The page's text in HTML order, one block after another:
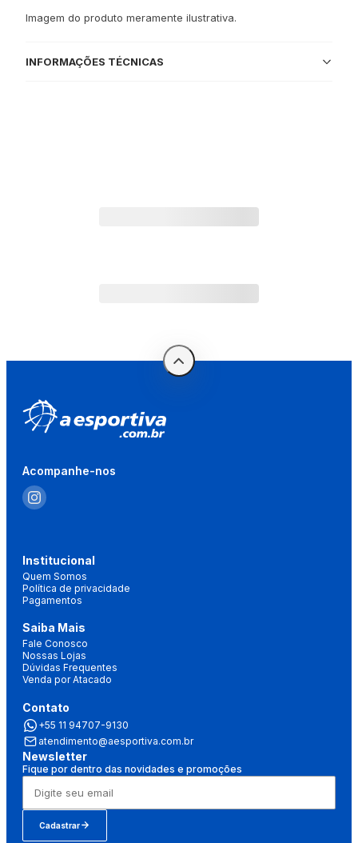
Imagem do produto meramente ilustrativa.
INFORMAÇÕES TÉCNICAS
Acompanhe-nos
Institucional
Quem Somos
Política de privacidade
Pagamentos
Saiba Mais
Fale Conosco
Nossas Lojas
Dúvidas Frequentes
Venda por Atacado
Contato
+55 11 94707-9130
atendimento@aesportiva.com.br
Newsletter
Fique por dentro das novidades e promoções
Cadastrar